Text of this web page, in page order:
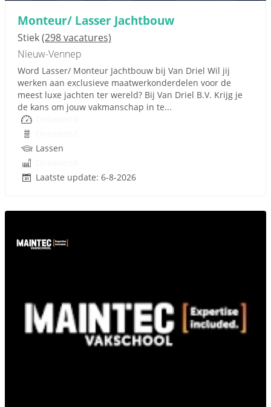
Monteur/ Lasser Jachtbouw
Stiek(298 vacatures)
Nieuw-Vennep
Word Lasser/ Monteur Jachtbouw bij Van Driel Wil jij
werken aan exclusieve maatwerkonderdelen voor de
meest luxe jachten ter wereld? Bij Van Driel B.V. Krijg je
de kans om jouw vakmanschap in te...
Lassen
Laatste update: 6-8-2026